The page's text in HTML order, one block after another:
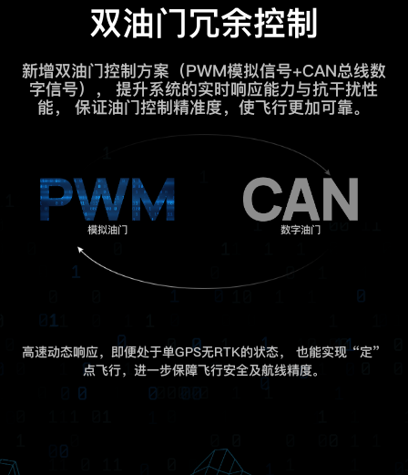
双油门冗余控制
新增双油门控制方案（PWM模拟信号+CAN总线数
字信号），
提升系统的实时响应能力与抗干扰性
能，
保证油门控制精准度，使飞行更加可靠。
模拟油门 数字油门
高速动态响应，即便处于单GPS无RTK的状态，
也能实现“定”
点飞行，进一步保障飞行安全及航线精度。